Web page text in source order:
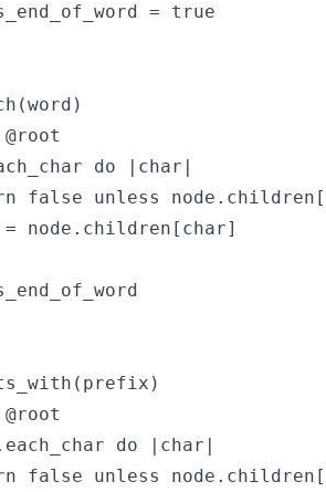
= true
do |char|
false unless
node.children[char]
do |char|
false unless